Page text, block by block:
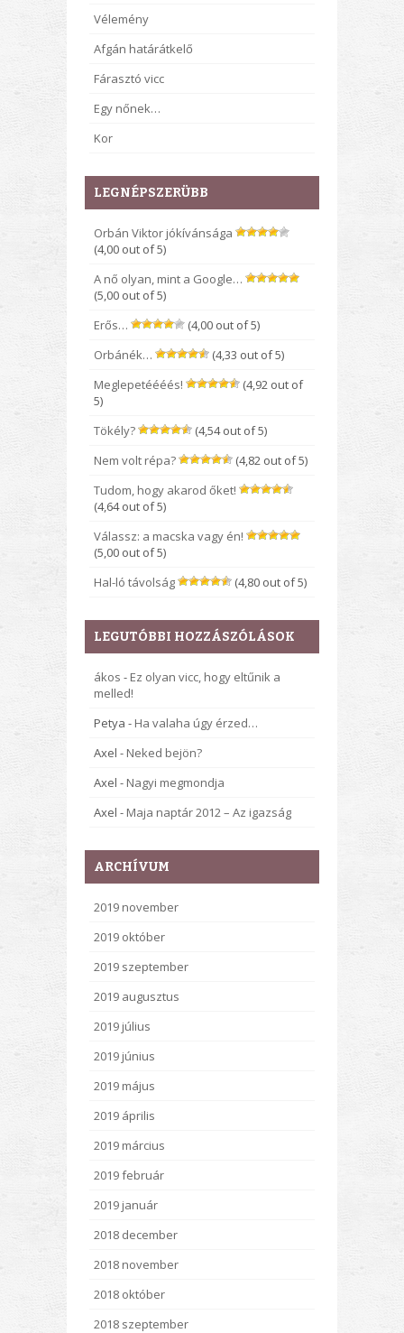
Vélemény
Afgán határátkelő
Fárasztó vicc
Egy nőnek…
Kor
LEGNÉPSZERÜBB
Orbán Viktor jókívánsága
(4,00 out of 5)
A nő olyan, mint a Google…
(5,00 out of 5)
Erős…
(4,00 out of 5)
Orbánék…
(4,33 out of 5)
Meglepetéééés!
(4,92 out of
5)
Tökély?
(4,54 out of 5)
Nem volt répa?
(4,82 out of 5)
Tudom, hogy akarod őket!
(4,64 out of 5)
Válassz: a macska vagy én!
(5,00 out of 5)
Hal-ló távolság
(4,80 out of 5)
LEGUTÓBBI HOZZÁSZÓLÁSOK
ákos - Ez olyan vicc, hogy eltűnik a
melled!
Petya - Ha valaha úgy érzed…
Axel - Neked bejön?
Axel - Nagyi megmondja
Axel - Maja naptár 2012 – Az igazság
ARCHÍVUM
2019 november
2019 október
2019 szeptember
2019 augusztus
2019 július
2019 június
2019 május
2019 április
2019 március
2019 február
2019 január
2018 december
2018 november
2018 október
2018 szeptember